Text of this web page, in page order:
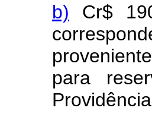
b) Cr$
para